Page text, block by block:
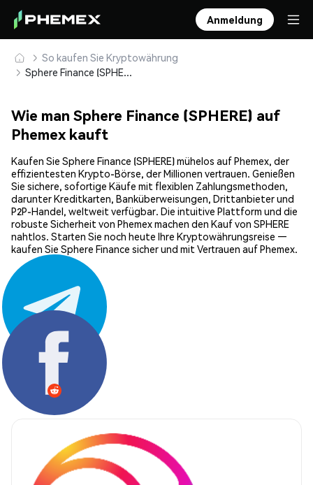
Anmeldung
So kaufen Sie Kryptowährung
Sphere Finance (SPHERE) sicher kaufen und speichern
Wie man Sphere Finance (SPHERE) auf
Phemex kauft
Kaufen Sie Sphere Finance (SPHERE) mühelos auf Phemex, der
effizientesten Krypto-Börse, der Millionen vertrauen. Genießen
Sie sichere, sofortige Käufe mit flexiblen Zahlungsmethoden,
darunter Kreditkarten, Banküberweisungen, Drittanbieter und
P2P-Handel, weltweit verfügbar. Die intuitive Plattform und die
robuste Sicherheit von Phemex machen den Kauf von SPHERE
nahtlos. Starten Sie noch heute Ihre Kryptowährungsreise —
kaufen Sie Sphere Finance sicher und mit Vertrauen auf Phemex.
Teilen: